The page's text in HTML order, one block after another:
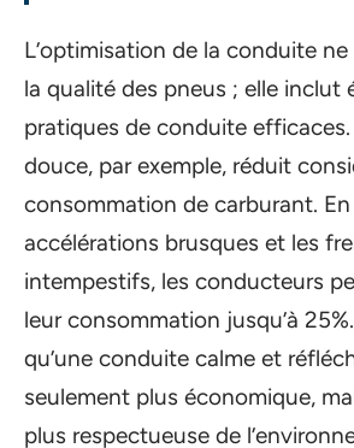
L’optimisation de la conduite
la qualité des pneus ; elle inclut
pratiques de conduite
douce, par exemple, réduit
consommation de carburant.
accélérations brusques et les
intempestifs, les conducteurs
leur consommation jusqu’à
qu’une conduite calme et
seulement plus économique,
plus respectueuse de